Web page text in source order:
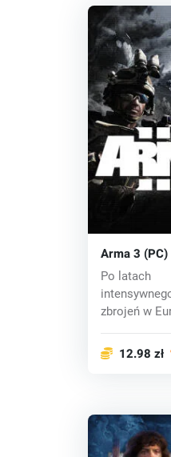
Arma 3 (PC)
Po latach
zbrojeń w
na...12.98 zł